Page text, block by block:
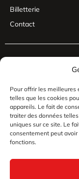
Pour offrir les meilleures
telles que les cookies
appareils. Le fait de
traiter des données
uniques sur ce site. Le
consentement peut
fonctions.
Billetterie
Contact